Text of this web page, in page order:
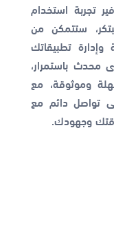
تجربة استخدام
ستتمكن من
تطبيقاتك
محدث باستمرار،
وموثوقة، مع
تواصل دائم مع
وجهودك.